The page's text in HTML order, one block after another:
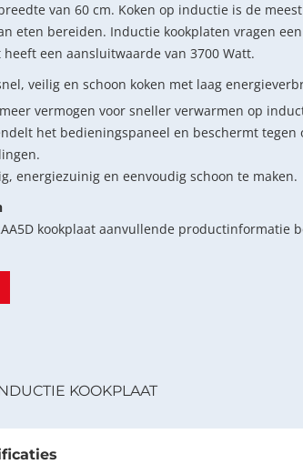
van 60 cm. Koken op inductie is de
eten bereiden. Inductie kookplaten vragen
een aansluitwaarde van 3700 Watt.
veilig en schoon koken met laag
vermogen voor sneller verwarmen op
het bedieningspaneel en beschermt tegen
energiezuinig en eenvoudig schoon te maken.
kookplaat aanvullende productinformatie
KOOKPLAAT